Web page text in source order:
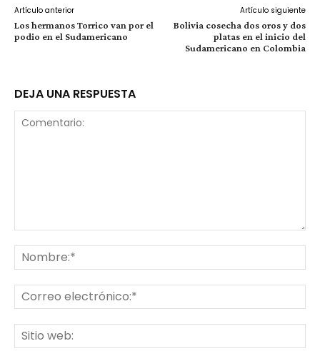
Artículo anterior
Los hermanos Torrico van por el
podio en el Sudamericano
Artículo siguiente
Bolivia cosecha dos oros y dos
platas en el inicio del
Sudamericano en Colombia
DEJA UNA RESPUESTA